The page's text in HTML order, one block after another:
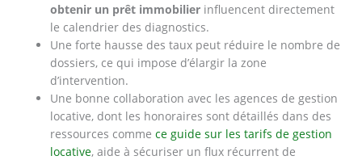
obtenir un prêt immobilier influencent directement
le calendrier des diagnostics.
Une forte hausse des taux peut réduire le nombre de
dossiers, ce qui impose d’élargir la zone
d’intervention.
Une bonne collaboration avec les agences de gestion
locative, dont les honoraires sont détaillés dans des
ressources commece guide sur les tarifs de gestion
locative, aide à sécuriser un flux récurrent de